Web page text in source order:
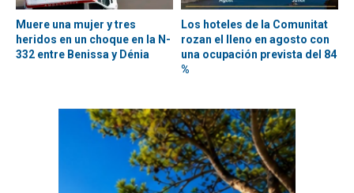
Muere una mujer y tres
heridos en un choque en la N-
332 entre Benissa y Dénia
Los hoteles de la Comunitat
rozan el lleno en agosto con
una ocupación prevista del 84
%